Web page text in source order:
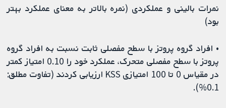
نمرات بالینی و عملکردی (نمره بالاتر به معنای عملکرد بهتر
بود)
• افراد گروه پروتز با سطح مفصلی ثابت نسبت به افراد گروه
پروتز با سطح مفصلی متحرک، عملکرد خود را 0.10 امتیاز کمتر
در مقیاس 0 تا 100 امتیازی KSS ارزیابی کردند (تفاوت مطلق:
0.1%).